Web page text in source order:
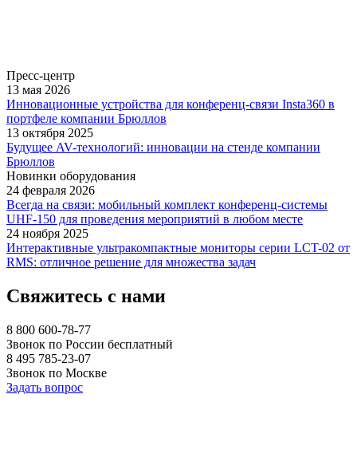
Пресс-центр
13 мая 2026
Инновационные устройства для конференц-связи Insta360 в
портфеле компании Брюллов
13 октября 2025
Будущее AV-технологий: инновации на стенде компании
Брюллов
Новинки оборудования
24 февраля 2026
Всегда на связи: мобильный комплект конференц-системы
UHF-150 для проведения мероприятий в любом месте
24 ноября 2025
Интерактивные ультракомпактные мониторы серии LCT-02 от
RMS: отличное решение для множества задач
Свяжитесь с нами
8 800 600-78-77
Звонок по России бесплатный
8 495 785-23-07
Звонок по Москве
Задать вопрос